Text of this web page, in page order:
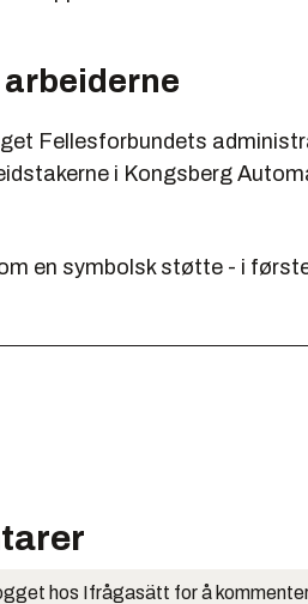
Fellesforbundets
i Kongsberg
en symbolsk støtte - i
hos Ifrågasätt for å